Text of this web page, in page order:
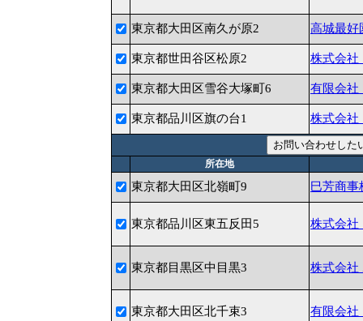
東京都大田区南久が原2 高城最好
東京都世田谷区松原2 株式会社
東京都大田区雪谷大塚町6 有限会社
東京都品川区旗の台1 株式会社
所在地
東京都大田区北嶺町9 巳芳商事
東京都品川区東五反田5 株式会社
東京都目黒区中目黒3 株式会社
東京都大田区北千束3 有限会社